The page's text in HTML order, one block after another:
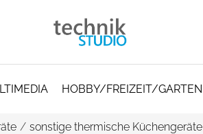
HOBBY/FREIZEIT/GARTEN
/ sonstige thermische Küchengeräte